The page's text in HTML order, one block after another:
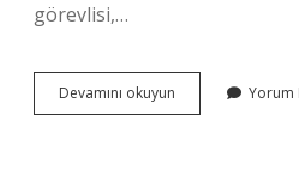
görevlisi,…
Devamını okuyun
Olmak
Yorum